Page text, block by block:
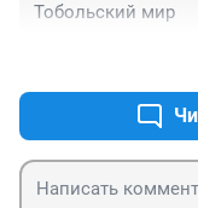
Тобольский мир